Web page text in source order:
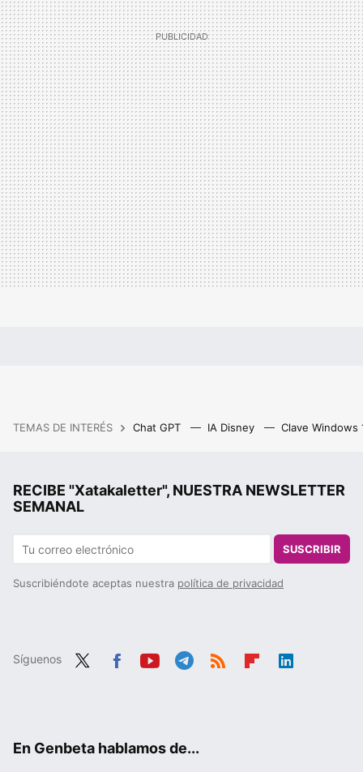
TEMAS DE INTERÉS Chat GPT IA Disney Clave Windows
RECIBE "Xatakaletter", NUESTRA NEWSLETTER
SEMANAL
SUSCRIBIR
Suscribiéndote aceptas nuestra política de privacidad
Síguenos
En Genbeta hablamos de...